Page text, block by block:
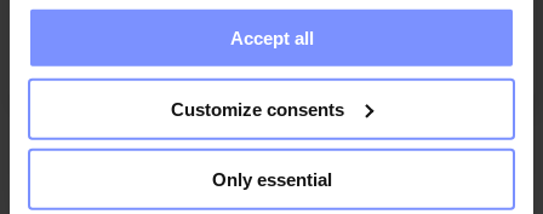
information you have provided to them or that they have
collected when you use their services. Do you agree?
Accept all
Customize consents
Only essential
¿Cómo recopilamos reseñas?